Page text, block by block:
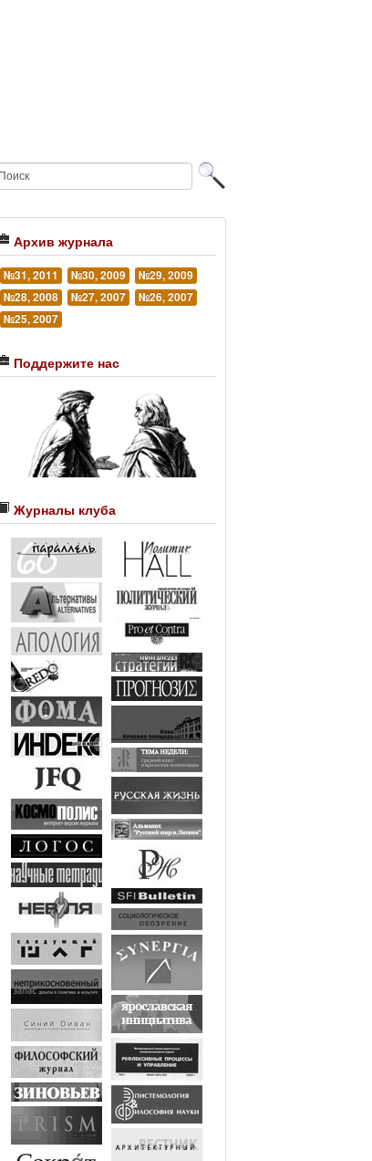
Архив журнала
№31, 2011 №30, 2009
№29, 2009
№28, 2008
№27, 2007
№26, 2007
№25, 2007
Поддержите нас
Журналы клуба